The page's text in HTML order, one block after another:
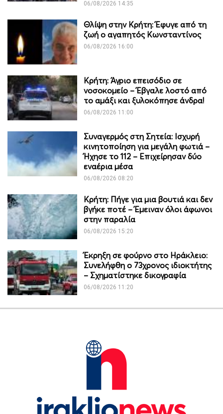
06/08/2026 14:35
Θλίψη στην Κρήτη: Έφυγε από τη
ζωή ο αγαπητός Κωνσταντίνος
06/08/2026 16:00
Κρήτη: Άγριο επεισόδιο σε
νοσοκομείο – Έβγαλε λοστό από
το αμάξι και ξυλοκόπησε άνδρα!
06/08/2026 11:00
Συναγερμός στη Σητεία: Ισχυρή
κινητοποίηση για μεγάλη φωτιά –
Ήχησε το 112 – Επιχείρησαν δύο
εναέρια μέσα
06/08/2026 08:20
Κρήτη: Πήγε για μια βουτιά και δεν
βγήκε ποτέ – Έμειναν όλοι άφωνοι
στην παραλία
06/08/2026 15:20
Έκρηξη σε φούρνο στο Ηράκλειο:
Συνελήφθη ο 73χρονος ιδιοκτήτης
– Σχηματίστηκε δικογραφία
06/08/2026 11:20